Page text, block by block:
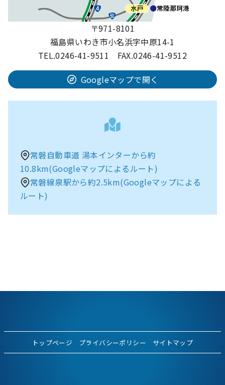
〒971-8101
福島県いわき市小名浜字中原14-1
TEL.0246-41-9511 FAX.0246-41-9512
Googleマップで開く
常磐自動車道 湯本インターから約
10.8km(Googleマップによるルート)
常磐線泉駅から約2.5km(Googleマップによる
ルート)
トップページ プライバシーポリシー サイトマップ